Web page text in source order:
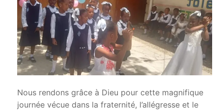
Nous rendons grâce à Dieu pour cette magnifique
journée vécue dans la fraternité, l’allégresse et le